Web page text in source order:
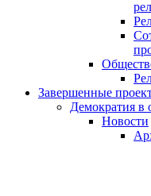
Завершенные
Демократия в
Новости